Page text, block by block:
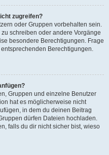
zugreifen?
oder Gruppen vorbehalten sein.
schreiben oder andere Vorgänge
besondere Berechtigungen. Frage
Berechtigungen.
Gruppen und einzelne Benutzer
hat es möglicherweise nicht
in dem du deinen Beitrag
dürfen Dateien hochladen.
falls du dir nicht sicher bist, wieso